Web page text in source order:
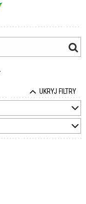
UKRYJ FILTRY